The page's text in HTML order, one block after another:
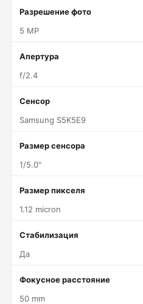
Разрешение фото
5 MP
Апертура
f/2.4
Сенсор
Samsung S5K5E9
Размер сенсора
1/5.0"
Размер пикселя
1.12 micron
Стабилизация
Да
Фокусное расстояние
50 mm